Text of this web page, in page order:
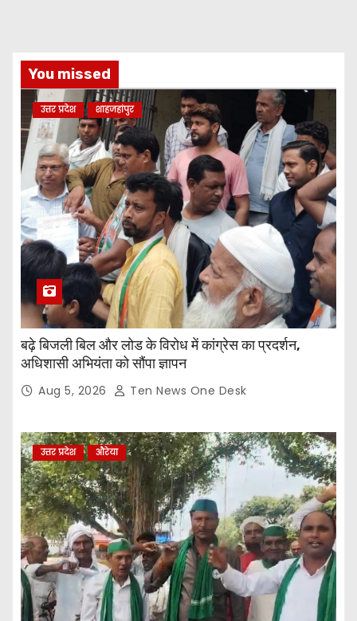
You missed
उत्तर प्रदेश शाहजहांपुर
बढ़े बिजली बिल और लोड के विरोध में कांग्रेस का प्रदर्शन,
अधिशासी अभियंता को सौंपा ज्ञापन
Aug 5, 2026 Ten News One Desk
उत्तर प्रदेश औरेया